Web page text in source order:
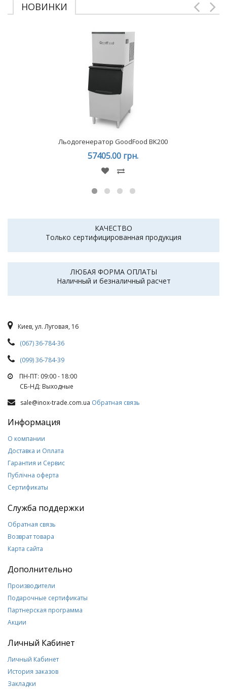
НОВИНКИ
Льодогенератор GoodFood BK200
57405.00 грн.
КАЧЕСТВО
Только сертифицированная продукция
ЛЮБАЯ ФОРМА ОПЛАТЫ
Наличный и безналичный расчет
Киев, ул. Луговая, 16
(067) 36-784-36
(099) 36-784-39
ПН-ПТ: 09:00 - 18:00
СБ-НД: Выходные
sale@inox-trade.com.ua Обратная связь
Информация
О компании
Доставка и Оплата
Гарантия и Сервис
Публічна оферта
Сертификаты
Служба поддержки
Обратная связь
Возврат товара
Карта сайта
Дополнительно
Производители
Подарочные сертификаты
Партнерская программа
Акции
Личный Кабинет
Личный Кабинет
История заказов
Закладки